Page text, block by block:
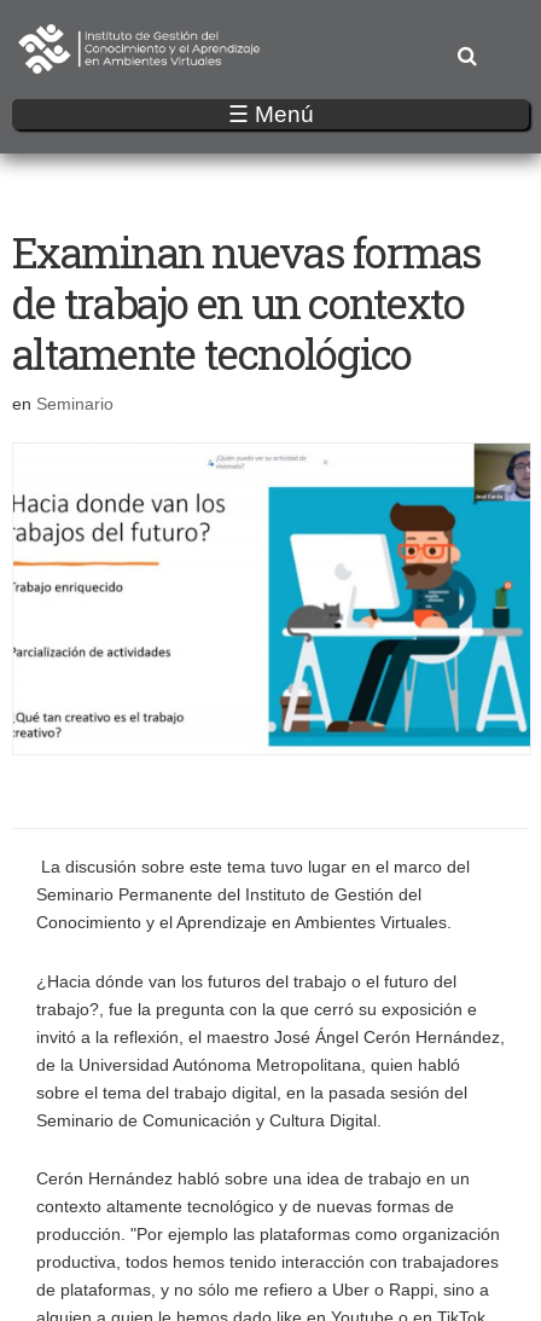
al
contenido
principal
☰ Menú
Examinan nuevas formas
de trabajo en un contexto
altamente tecnológico
en Seminario
La discusión sobre este tema tuvo lugar en el marco del
Seminario Permanente del Instituto de Gestión del
Conocimiento y el Aprendizaje en Ambientes Virtuales.
¿Hacia dónde van los futuros del trabajo o el futuro del
trabajo?, fue la pregunta con la que cerró su exposición e
invitó a la reflexión, el maestro José Ángel Cerón Hernández,
de la Universidad Autónoma Metropolitana, quien habló
sobre el tema del trabajo digital, en la pasada sesión del
Seminario de Comunicación y Cultura Digital.
Cerón Hernández habló sobre una idea de trabajo en un
contexto altamente tecnológico y de nuevas formas de
producción. "Por ejemplo las plataformas como organización
productiva, todos hemos tenido interacción con trabajadores
de plataformas, y no sólo me refiero a Uber o Rappi, sino a